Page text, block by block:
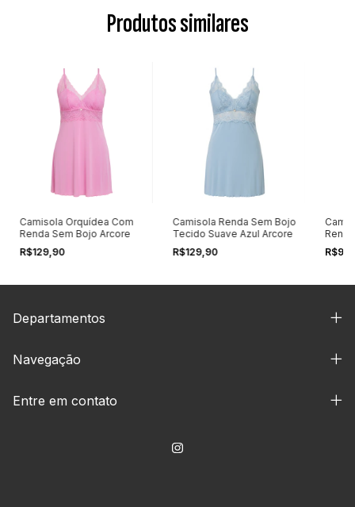
Produtos similares
Camisola Orquídea Com
Renda Sem Bojo Arcore
R$129,90
Camisola Renda Sem Bojo
Tecido Suave Azul Arcore
R$129,90
Arcore
Departamentos
Navegação
Entre em contato